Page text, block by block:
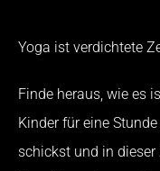
Yoga ist verdichtete
Finde heraus, wie es
Kinder für eine
schickst und in